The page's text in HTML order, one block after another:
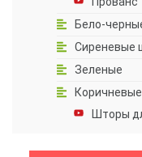
Бело-
Сиреневые
Зеленые
Коричневые
Шторы